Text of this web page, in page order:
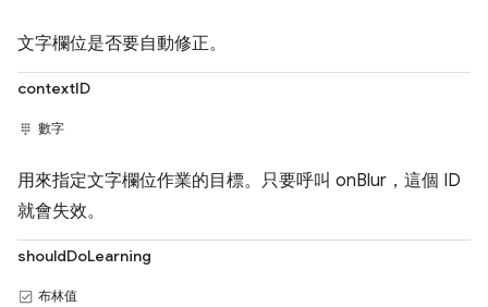
文字欄位是否要自動修正。
contextID
數字
用來指定文字欄位作業的目標。只要呼叫 onBlur，這個 ID
就會失效。
shouldDoLearning
布林值